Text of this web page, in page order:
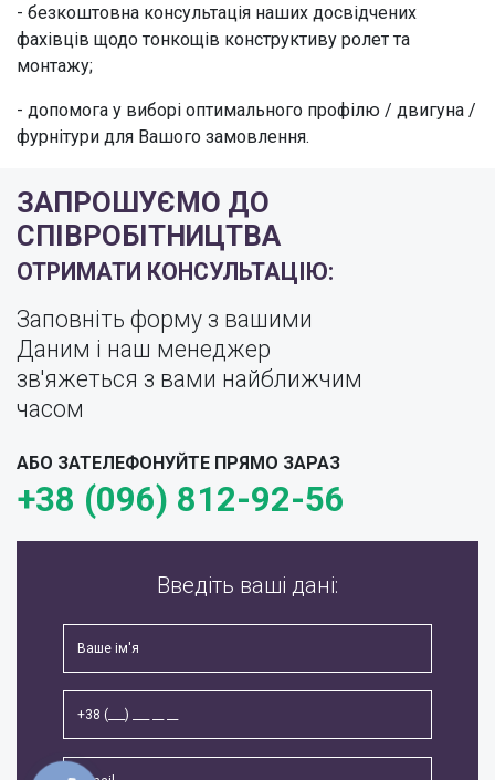
- безкоштовна консультація наших досвідчених
фахівців щодо тонкощів конструктиву ролет та
монтажу;
- допомога у виборі оптимального профілю / двигуна /
фурнітури для Вашого замовлення.
ЗАПРОШУЄМО ДО
СПІВРОБІТНИЦТВА
ОТРИМАТИ КОНСУЛЬТАЦІЮ:
Заповніть форму з вашими
Даним і наш менеджер
зв'яжеться з вами найближчим
часом
АБО ЗАТЕЛЕФОНУЙТЕ ПРЯМО ЗАРАЗ
+38 (096) 812-92-56
Введіть ваші дані: